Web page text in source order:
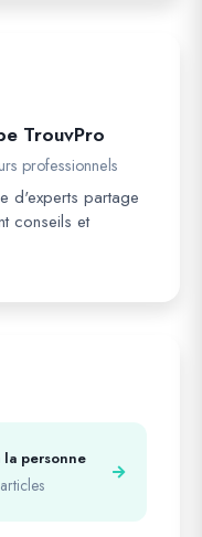
TrouvPro
professionnels
d'experts partage
conseils et
la personne